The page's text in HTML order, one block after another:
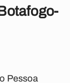
Pessoa